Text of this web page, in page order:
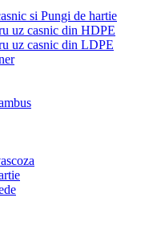
si Pungi de hartie
uz casnic din HDPE
uz casnic din LDPE